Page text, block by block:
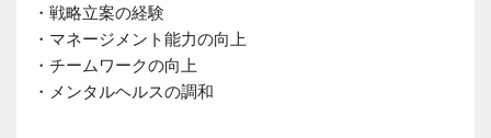
・戦略立案の経験
・マネージメント能力の向上
・チームワークの向上
・メンタルヘルスの調和